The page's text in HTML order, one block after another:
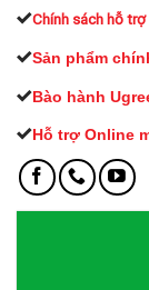
Chính sách hỗ
Sản phẩm
Bào hành
Hỗ trợ Online